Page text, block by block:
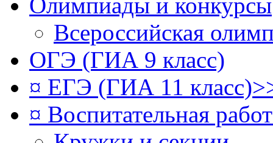
Всероссийская
ОГЭ (ГИА 9 класс)
¤ ЕГЭ (ГИА 11
¤ Воспитательная